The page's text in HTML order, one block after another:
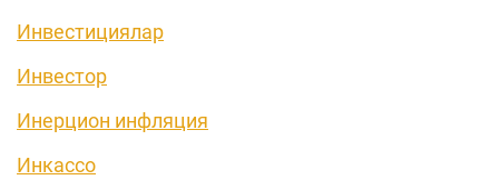
Инвестициялар
Инвестор
Инерцион инфляция
Инкассо